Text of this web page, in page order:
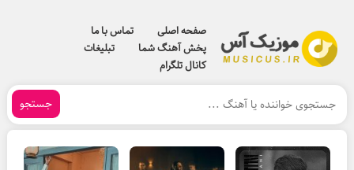
صفحه اصلی
تماس با ما
پخش آهنگ شما
تبلیغات
کانال تلگرام
جستجو